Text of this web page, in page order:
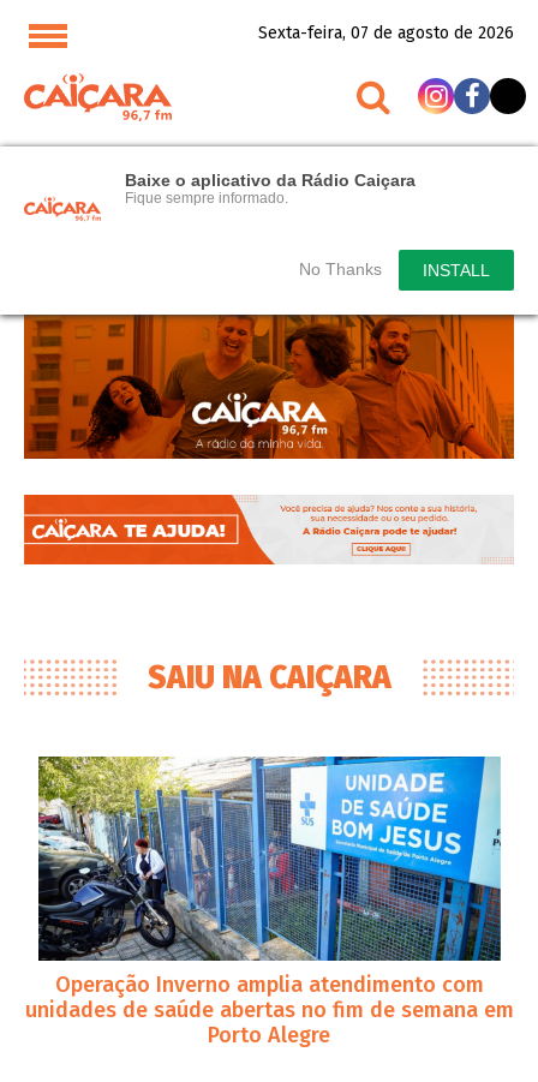
Baixe o aplicativo da Rádio Caiçara
Fique sempre informado.
No Thanks INSTALL
Sexta-feira, 07 de agosto de 2026
SAIU NA CAIÇARA
Operação Inverno amplia atendimento com
unidades de saúde abertas no fim de semana em
Porto Alegre